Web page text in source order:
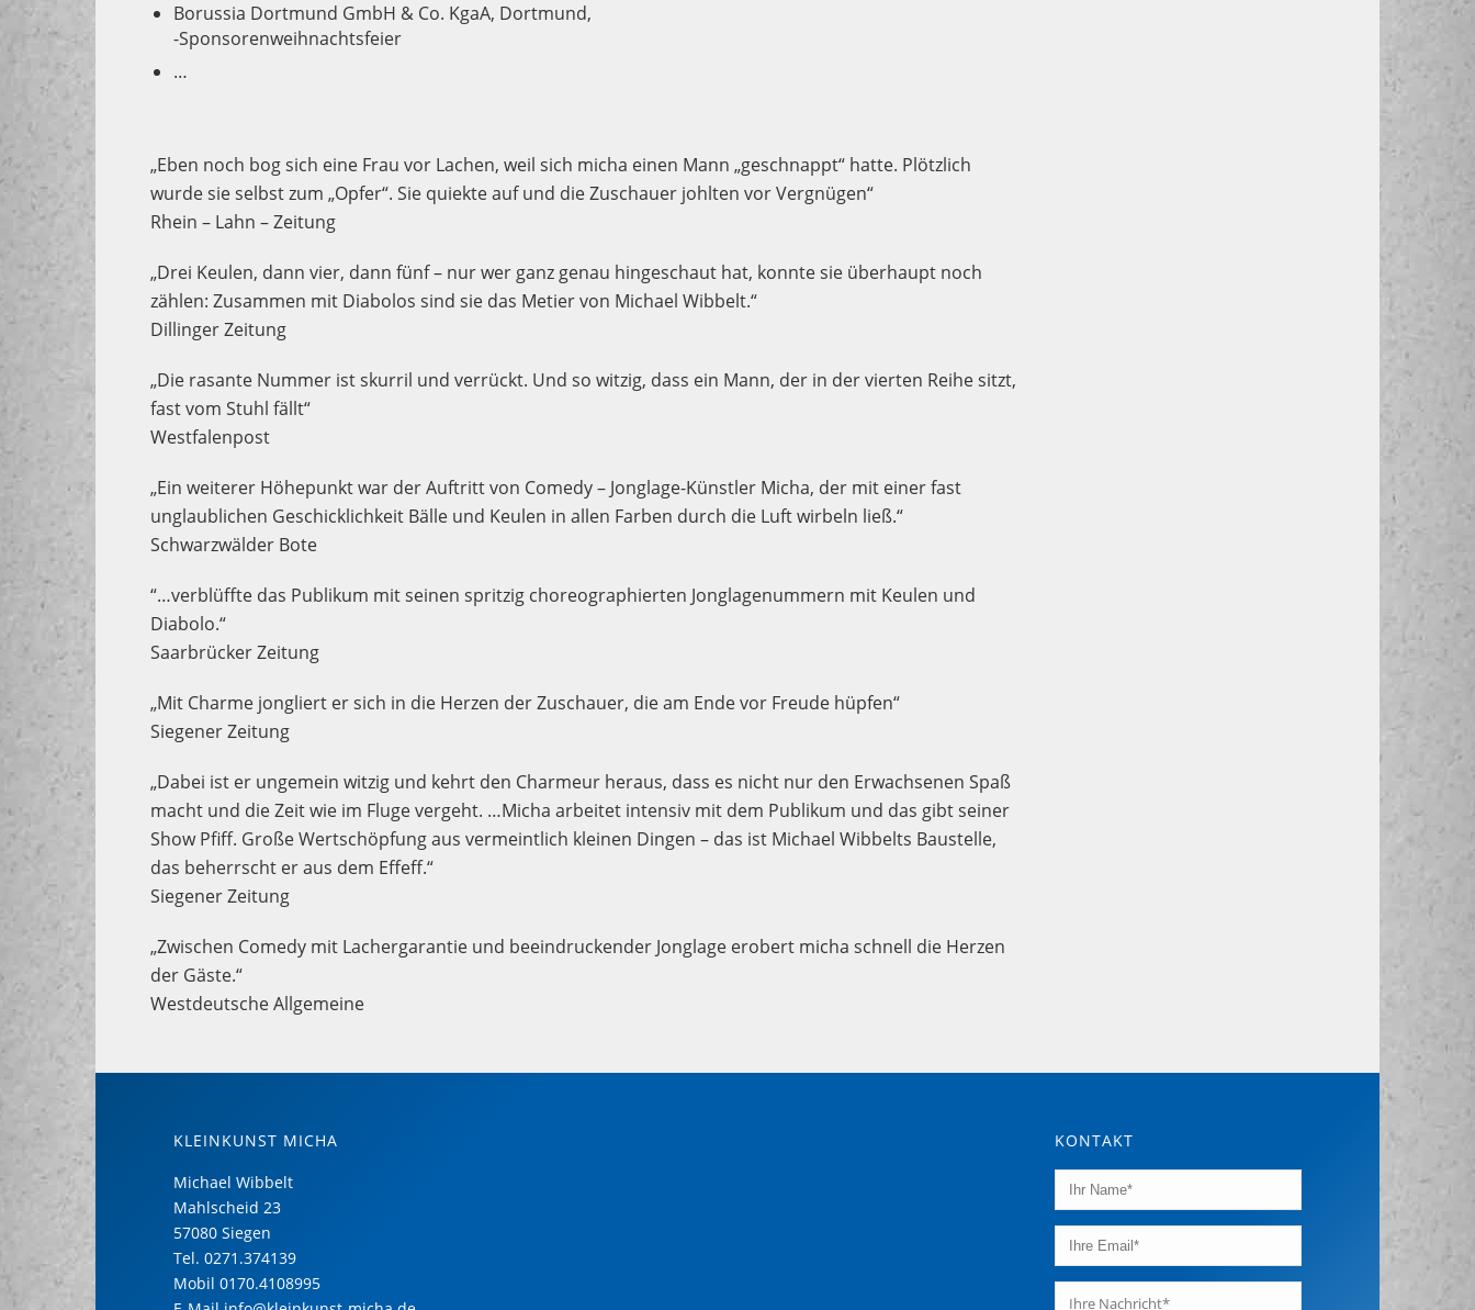
Borussia Dortmund GmbH & Co. KgaA, Dortmund,
-Sponsorenweihnachtsfeier
…
„Eben noch bog sich eine Frau vor Lachen, weil sich micha einen Mann „geschnappt“ hatte. Plötzlich
wurde sie selbst zum „Opfer“. Sie quiekte auf und die Zuschauer johlten vor Vergnügen“
Rhein – Lahn – Zeitung
„Drei Keulen, dann vier, dann fünf – nur wer ganz genau hingeschaut hat, konnte sie überhaupt noch
zählen: Zusammen mit Diabolos sind sie das Metier von Michael Wibbelt.“
Dillinger Zeitung
„Die rasante Nummer ist skurril und verrückt. Und so witzig, dass ein Mann, der in der vierten Reihe sitzt,
fast vom Stuhl fällt“
Westfalenpost
„Ein weiterer Höhepunkt war der Auftritt von Comedy – Jonglage-Künstler Micha, der mit einer fast
unglaublichen Geschicklichkeit Bälle und Keulen in allen Farben durch die Luft wirbeln ließ.“
Schwarzwälder Bote
“…verblüffte das Publikum mit seinen spritzig choreographierten Jonglagenummern mit Keulen und
Diabolo.“
Saarbrücker Zeitung
„Mit Charme jongliert er sich in die Herzen der Zuschauer, die am Ende vor Freude hüpfen“
Siegener Zeitung
„Dabei ist er ungemein witzig und kehrt den Charmeur heraus, dass es nicht nur den Erwachsenen Spaß
macht und die Zeit wie im Fluge vergeht. …Micha arbeitet intensiv mit dem Publikum und das gibt seiner
Show Pfiff. Große Wertschöpfung aus vermeintlich kleinen Dingen – das ist Michael Wibbelts Baustelle,
das beherrscht er aus dem Effeff.“
Siegener Zeitung
„Zwischen Comedy mit Lachergarantie und beeindruckender Jonglage erobert micha schnell die Herzen
der Gäste.“
Westdeutsche Allgemeine
KLEINKUNST MICHA
Michael Wibbelt
Mahlscheid 23
57080 Siegen
Tel.0271.374139
Mobil0170.4108995
KONTAKT